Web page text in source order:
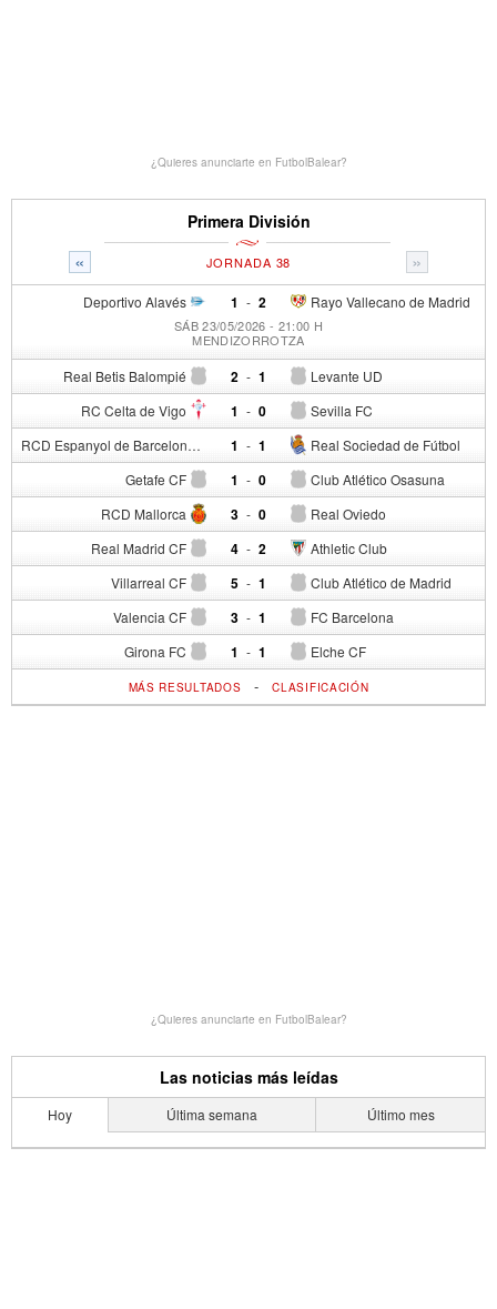
¿Quieres anunciarte en FutbolBalear?
Primera División
« »
JORNADA 38
Deportivo Alavés 1 - Rayo Vallecano de Madrid
2
SÁB 23/05/2026 - 21:00 H
MENDIZORROTZA
Real Betis Balompié 2 - Levante UD
1
RC Celta de Vigo 1 - Sevilla FC
0
RCD Espanyol de Barcelona 1 - Real Sociedad de Fútbol
1
Getafe CF 1 - Club Atlético Osasuna
0
RCD Mallorca 3 - Real Oviedo
0
Real Madrid CF 4 - Athletic Club
2
Villarreal CF 5 - Club Atlético de Madrid
1
Valencia CF 3 - FC Barcelona
1
Girona FC 1 - Elche CF
1
MÁS RESULTADOS -CLASIFICACIÓN
¿Quieres anunciarte en FutbolBalear?
Las noticias más leídas
Hoy Última semana Último mes